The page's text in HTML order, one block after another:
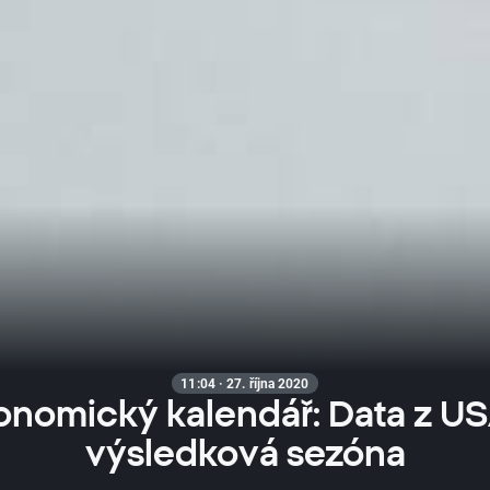
11:04 · 27. října 2020
kalendář: Data z
výsledková sezóna